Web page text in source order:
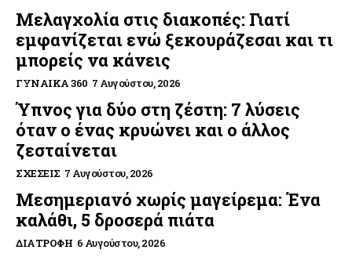
Μελαγχολία στις διακοπές: Γιατί
εμφανίζεται ενώ ξεκουράζεσαι και τι
μπορείς να κάνεις
ΓΥΝΑΊΚΑ 360 7 Αυγούστου, 2026
Ύπνος για δύο στη ζέστη: 7 λύσεις
όταν ο ένας κρυώνει και ο άλλος
ζεσταίνεται
ΣΧΈΣΕΙΣ 7 Αυγούστου, 2026
Μεσημεριανό χωρίς μαγείρεμα: Ένα
καλάθι, 5 δροσερά πιάτα
ΔΙΑΤΡΟΦΉ 6 Αυγούστου, 2026